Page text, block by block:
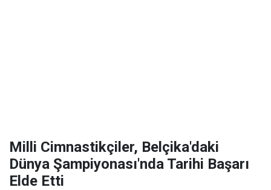
Milli Cimnastikçiler, Belçika'daki
Dünya Şampiyonası'nda Tarihi Başarı
Elde Etti